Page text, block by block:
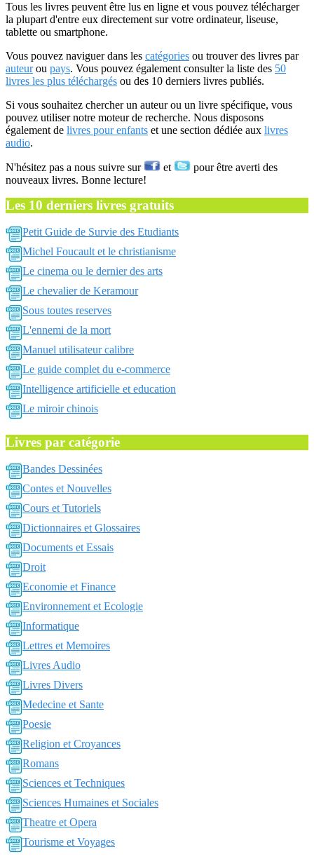
Tous les livres peuvent être lus en ligne et vous pouvez télécharger
la plupart d'entre eux directement sur votre ordinateur, liseuse,
tablette ou smartphone.
Vous pouvez naviguer dans les catégories ou trouver des livres par
auteurou pays. Vous pouvez également consulter la liste des 50
livres les plus téléchargés ou des 10 derniers livres publiés.
Si vous souhaitez chercher un auteur ou un livre spécifique, vous
pouvez utiliser notre moteur de recherche. Nous disposons
également de livres pour enfants et une section dédiée aux livres
audio.
N'hésitez pas a nous suivre sur et
pour être averti des
nouveaux livres. Bonne lecture!
Les 10 derniers livres gratuits
Petit Guide de Survie des Etudiants
Michel Foucault et le christianisme
Le cinema ou le dernier des arts
Le chevalier de Keramour
Sous toutes reserves
L'ennemi de la mort
Manuel utilisateur calibre
Le guide complet du e-commerce
Intelligence artificielle et education
Le miroir chinois
Livres par catégorie
Bandes Dessinées
Contes et Nouvelles
Cours et Tutoriels
Dictionnaires et Glossaires
Documents et Essais
Droit
Economie et Finance
Environnement et Ecologie
Informatique
Lettres et Memoires
Livres Audio
Livres Divers
Medecine et Sante
Poesie
Religion et Croyances
Romans
Sciences et Techniques
Sciences Humaines et Sociales
Theatre et Opera
Tourisme et Voyages